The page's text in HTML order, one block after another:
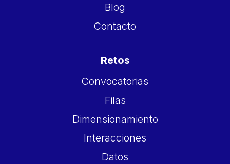
Blog
Contacto
Retos
Convocatorias
Filas
Dimensionamiento
Interacciones
Datos